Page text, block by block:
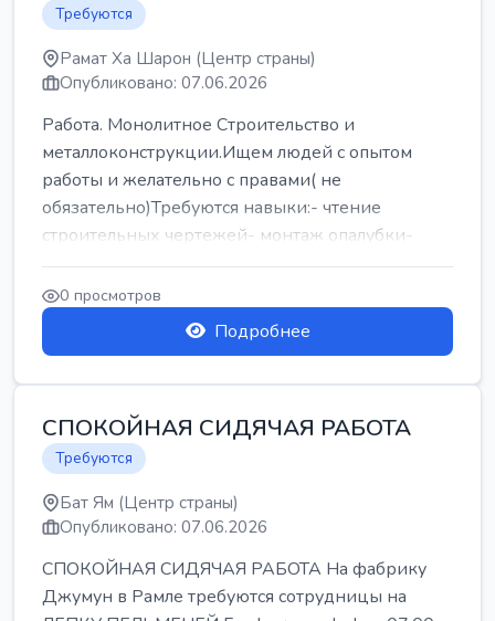
Требуются
Рамат Ха Шарон (Центр страны)
Опубликовано: 07.06.2026
Работа. Монолитное Строительство и
металлоконструкции.Ищем людей с опытом
работы и желательно с правами( не
обязательно)Требуются навыки:- чтение
строительных чертежей- монтаж опалубки-
армокаркасыОпл...
0 просмотров
Подробнее
СПОКОЙНАЯ СИДЯЧАЯ РАБОТА
Требуются
Бат Ям (Центр страны)
Опубликовано: 07.06.2026
СПОКОЙНАЯ СИДЯЧАЯ РАБОТА На фабрику
Джумун в Рамле требуются сотрудницы на